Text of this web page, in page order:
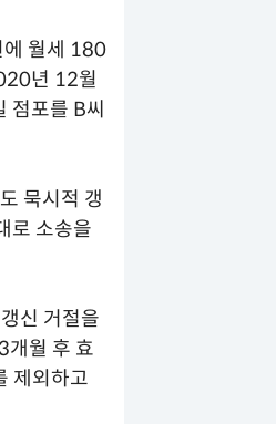
월세 180
년 12월
점포를 B씨
묵시적 갱
로 소송을
신 거절을
개월 후 효
제외하고